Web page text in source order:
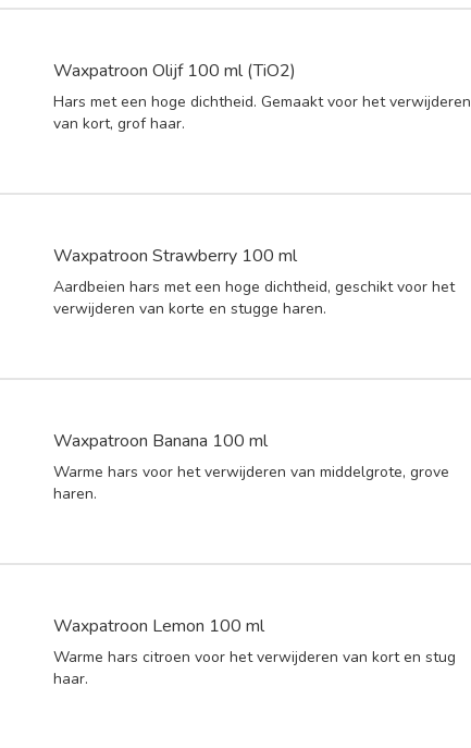
Waxpatroon Olijf 100 ml (TiO2)
Hars met een hoge dichtheid. Gemaakt voor het verwijderen
van kort, grof haar.
Waxpatroon Strawberry 100 ml
Aardbeien hars met een hoge dichtheid, geschikt voor het
verwijderen van korte en stugge haren.
Waxpatroon Banana 100 ml
Warme hars voor het verwijderen van middelgrote, grove
haren.
Waxpatroon Lemon 100 ml
Warme hars citroen voor het verwijderen van kort en stug
haar.